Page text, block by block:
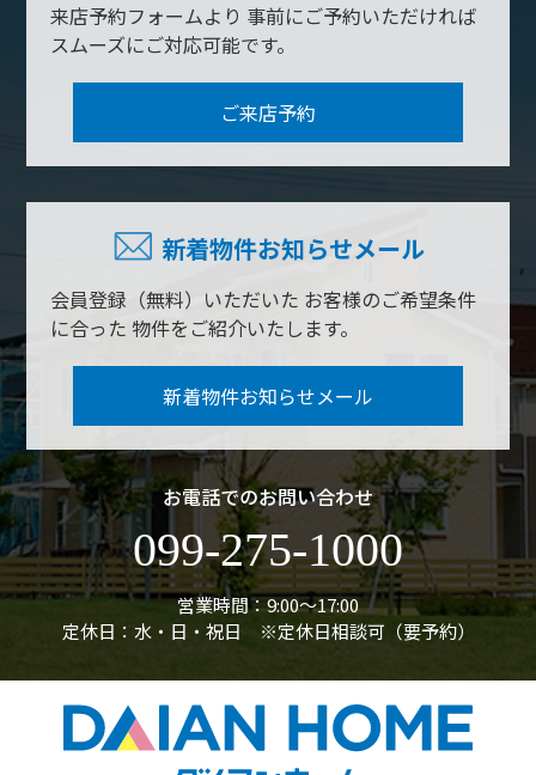
来店予約フォームより 事前にご予約いただければ
スムーズにご対応可能です。
ご来店予約
新着物件お知らせメール
会員登録（無料）いただいた お客様のご希望条件
に合った 物件をご紹介いたします。
新着物件お知らせメール
お電話でのお問い合わせ
099-275-1000
営業時間：9:00〜17:00
定休日：水・日・祝日 ※定休日相談可（要予約）